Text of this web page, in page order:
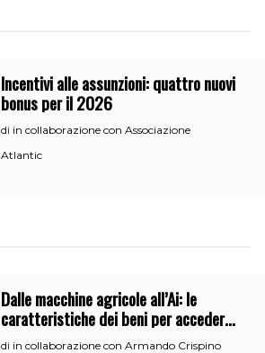
Incentivi alle assunzioni: quattro nuovi
bonus per il 2026
di in collaborazione con Associazione
Atlantic
Dalle macchine agricole all’Ai: le
caratteristiche dei beni per accedere
all’iperammortamento
di in collaborazione con Armando Crispino